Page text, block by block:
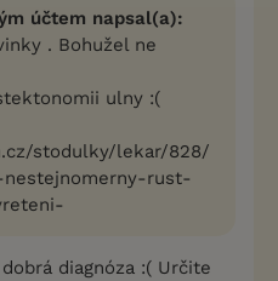
účtem napsal(a):
. Bohužel ne
ulny :(
stodulky/lekar/828/
rust-
diagnóza :( Určite